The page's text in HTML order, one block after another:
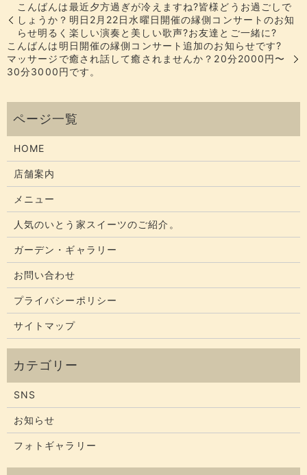
こんばんは最近夕方過ぎが冷えますね?皆様どうお過ごしで
しょうか？明日2月22日水曜日開催の縁側コンサートのお知
らせ明るく楽しい演奏と美しい歌声?お友達とご一緒に?
こんばんは明日開催の縁側コンサート追加のお知らせです?
マッサージで癒され話して癒されませんか？20分2000円〜
30分3000円です。
HOME
店舗案内
メニュー
人気のいとう家スイーツのご紹介。
ガーデン・ギャラリー
お問い合わせ
プライバシーポリシー
サイトマップ
SNS
お知らせ
フォトギャラリー